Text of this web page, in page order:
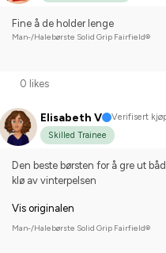
Fine å de holder lenge
Man-/Halebørste Solid Grip Fairfield®
0 likes
Elisabeth V
Verifisert
Skilled Trainee
Den beste børsten for å gre ut
klø av vinterpelsen
Vis originalen
Man-/Halebørste Solid Grip Fairfield®